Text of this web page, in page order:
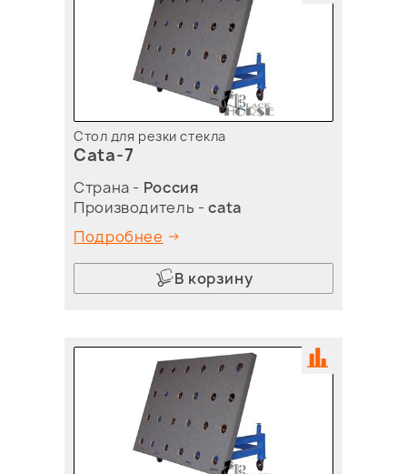
Стол для резки стекла
Cata-7
Страна - Россия
Производитель -cata
Подробнее
В корзину